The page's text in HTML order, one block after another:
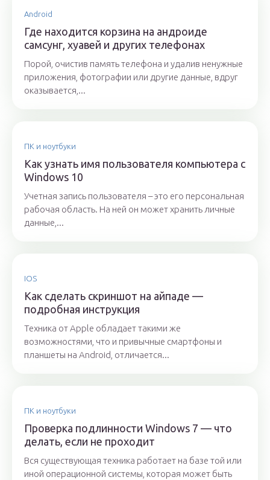
Android
Где находится корзина на андроиде
самсунг, хуавей и других телефонах
Порой, очистив память телефона и удалив ненужные
приложения, фотографии или другие данные, вдруг
оказывается,...
ПК и ноутбуки
Как узнать имя пользователя компьютера с
Windows 10
Учетная запись пользователя – это его персональная
рабочая область. На ней он может хранить личные
данные,...
IOS
Как сделать скриншот на айпаде —
подробная инструкция
Техника от Apple обладает такими же
возможностями, что и привычные смартфоны и
планшеты на Android, отличается...
ПК и ноутбуки
Проверка подлинности Windows 7 — что
делать, если не проходит
Вся существующая техника работает на базе той или
иной операционной системы, которая может быть